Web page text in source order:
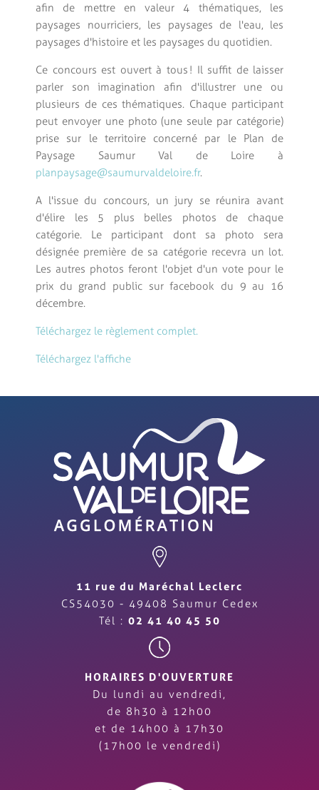
afin de mettre en valeur 4 thématiques, les
paysages nourriciers, les paysages de l'eau, les
paysages d'histoire et les paysages du quotidien.
Ce concours est ouvert à tous ! Il suffit de laisser
parler son imagination afin d'illustrer une ou
plusieurs de ces thématiques. Chaque participant
peut envoyer une photo (une seule par catégorie)
prise sur le territoire concerné par le Plan de
Paysage Saumur Val de Loire à
planpaysage@saumurvaldeloire.fr.
A l'issue du concours, un jury se réunira avant
d'élire les 5 plus belles photos de chaque
catégorie. Le participant dont sa photo sera
désignée première de sa catégorie recevra un lot.
Les autres photos feront l'objet d'un vote pour le
prix du grand public sur facebook du 9 au 16
décembre.
Téléchargez le règlement complet.
Téléchargez l'affiche
11 rue du Maréchal Leclerc
CS54030 - 49408 Saumur Cedex
Tél : 02 41 40 45 50
HORAIRES D'OUVERTURE
Du lundi au vendredi,
de 8h30 à 12h00
et de 14h00 à 17h30
(17h00 le vendredi)